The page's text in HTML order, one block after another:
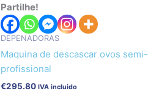
Partilhe!
DEPENADORAS
Maquina de descascar ovos semi-
profissional
€295.80 IVA incluido